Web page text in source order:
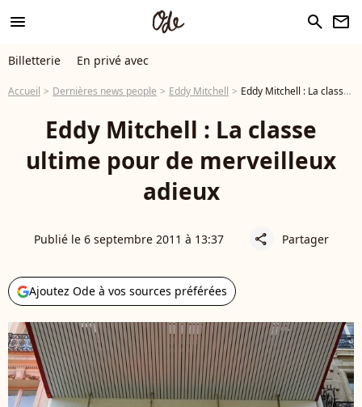
menu search newsletter
Billetterie En privé avec
Accueil Dernières news people Eddy Mitchell Eddy Mitchell : La classe ultime pour de merveilleux adieux
Eddy Mitchell : La classe
ultime pour de merveilleux
adieux
Publié le 6 septembre 2011 à 13:37 share Partager
Ajoutez Ode à vos sources préférées